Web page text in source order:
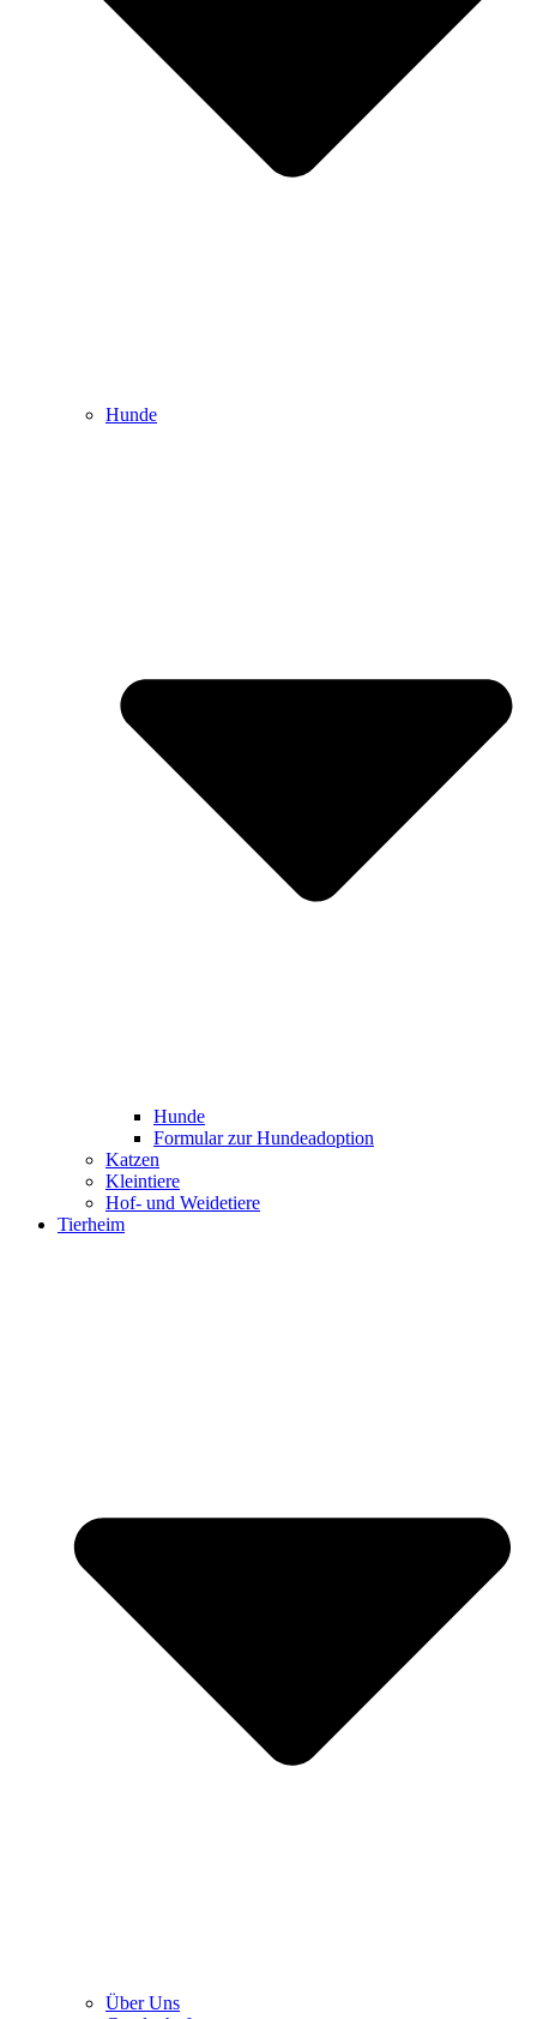
Hunde
Hunde
Formular zur Hundeadoption
Katzen
Kleintiere
Hof- und Weidetiere
Tierheim
Über Uns